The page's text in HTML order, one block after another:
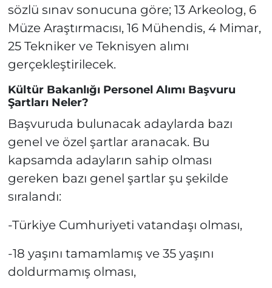
sözlü sınav sonucuna göre; 13 Arkeolog, 6
Müze Araştırmacısı, 16 Mühendis, 4 Mimar,
25 Tekniker ve Teknisyen alımı
gerçekleştirilecek.
Kültür Bakanlığı Personel Alımı Başvuru
Şartları Neler?
Başvuruda bulunacak adaylarda bazı
genel ve özel şartlar aranacak. Bu
kapsamda adayların sahip olması
gereken bazı genel şartlar şu şekilde
sıralandı:
-Türkiye Cumhuriyeti vatandaşı olması,
-18 yaşını tamamlamış ve 35 yaşını
doldurmamış olması,